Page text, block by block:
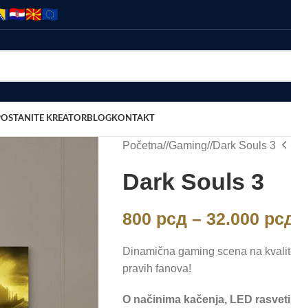
KREATORBLOGKONTAKT
Početna/ Gaming/ Dark Souls 3
Dark Souls 3
800 рсд – 32.000
Dinamična gaming scena na
pravih fanova!
O načinima kačenja, LED